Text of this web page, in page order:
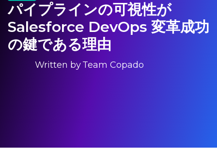
パイプラインの可視性が
Salesforce DevOps 変革成功
の鍵である理由
Written byTeam Copado